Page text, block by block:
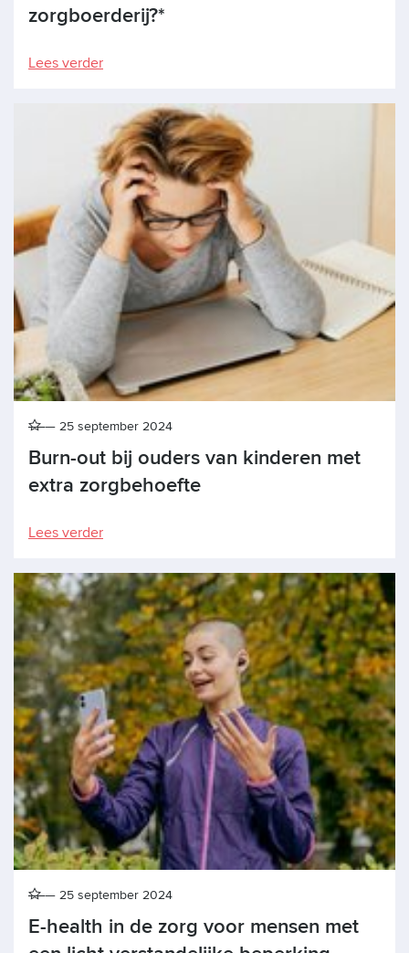
zorgboerderij?*
Lees verder
Burn-out bij ouders van kinderen met
extra zorgbehoefte
25 september 2024
Lees verder
E-health in de zorg voor mensen met
25 september 2024